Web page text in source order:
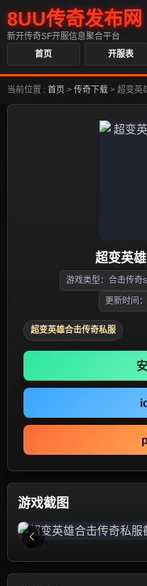
8UU传奇发布网
新开传奇SF开服信息聚合平台
首页
开服表
当前位置 : 首页 > 传奇下载 > 超变英
超变英
游戏类型：合击传奇
更新时间
超变英雄合击传奇私服
游戏截图